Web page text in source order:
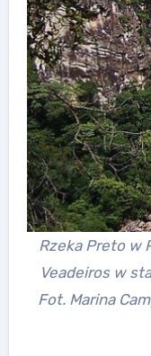
Rzeka Preto w
Veadeiros w
Fot. Marina